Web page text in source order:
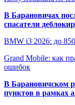
В Барановичах
спасатели
BMW i3 2026: до
Grand Mobile: как
ошибок
В Барановичском
пунктов в рамках